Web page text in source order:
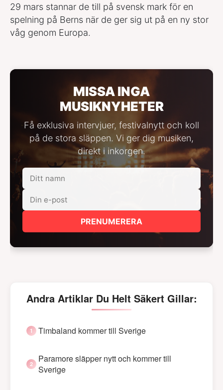
29 mars stannar de till på svensk mark för en
spelning på Berns när de ger sig ut på en ny stor
våg genom Europa.
MISSA INGA
MUSIKNYHETER
Få exklusiva intervjuer, festivalnytt och koll
på de stora släppen. Vi ger dig musiken,
direkt i inkorgen.
PRENUMERERA
Andra Artiklar Du Helt Säkert Gillar:
Timbaland kommer till Sverige
Paramore släpper nytt och kommer till
Sverige